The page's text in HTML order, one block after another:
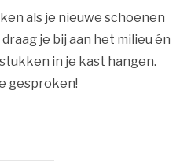
als je nieuwe schoenen
je bij aan het milieu én
in je kast hangen.
gesproken!